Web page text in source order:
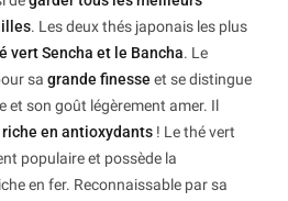
. Les deux thés japonais les plus
vert Sencha et le Bancha. Le
sa grande finesse et se distingue
et son goût légèrement amer. Il
en antioxydants ! Le thé vert
populaire et possède la
en fer. Reconnaissable par sa